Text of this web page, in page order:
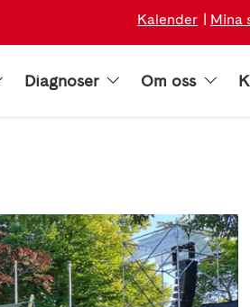
Kalender Mina
Diagnoser Om oss